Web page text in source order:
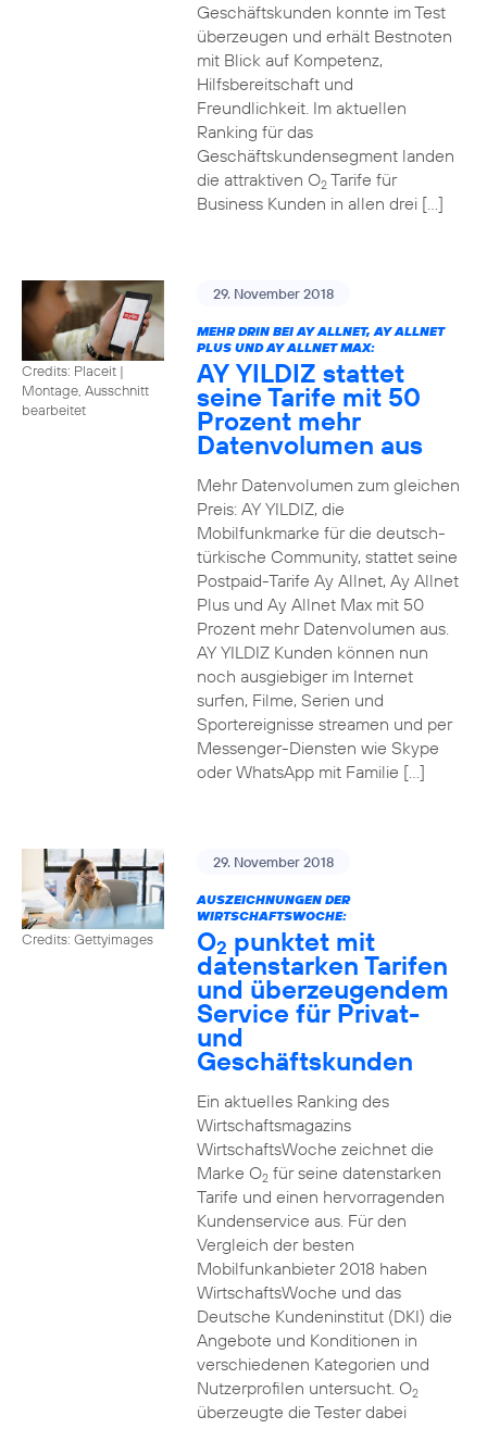
Geschäftskunden konnte im Test
überzeugen und erhält Bestnoten
mit Blick auf Kompetenz,
Hilfsbereitschaft und
Freundlichkeit. Im aktuellen
Ranking für das
Geschäftskundensegment landen
die attraktiven O2Tarife für
Business Kunden in allen drei […]
Credits: Placeit |
Montage, Ausschnitt
bearbeitet
29. November 2018
MEHR DRIN BEI AY ALLNET, AY ALLNET
PLUS UND AY ALLNET MAX:
AY YILDIZ stattet
seine Tarife mit 50
Prozent mehr
Datenvolumen aus
Mehr Datenvolumen zum gleichen
Preis: AY YILDIZ, die
Mobilfunkmarke für die deutsch-
türkische Community, stattet seine
Postpaid-Tarife Ay Allnet, Ay Allnet
Plus und Ay Allnet Max mit 50
Prozent mehr Datenvolumen aus.
AY YILDIZ Kunden können nun
noch ausgiebiger im Internet
surfen, Filme, Serien und
Sportereignisse streamen und per
Messenger-Diensten wie Skype
oder WhatsApp mit Familie […]
Credits: Gettyimages
29. November 2018
AUSZEICHNUNGEN DER
WIRTSCHAFTSWOCHE:
O2 punktet mit
datenstarken Tarifen
und überzeugendem
Service für Privat-
und
Geschäftskunden
Ein aktuelles Ranking des
Wirtschaftsmagazins
WirtschaftsWoche zeichnet die
Marke O2für seine datenstarken
Tarife und einen hervorragenden
Kundenservice aus. Für den
Vergleich der besten
Mobilfunkanbieter 2018 haben
WirtschaftsWoche und das
Deutsche Kundeninstitut (DKI) die
Angebote und Konditionen in
verschiedenen Kategorien und
Nutzerprofilen untersucht. O2
überzeugte die Tester dabei